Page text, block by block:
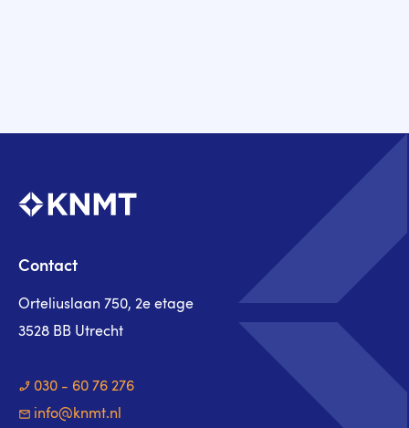
Contact
Orteliuslaan 750, 2e etage
3528 BB Utrecht
030 - 60 76 276
info@knmt.nl